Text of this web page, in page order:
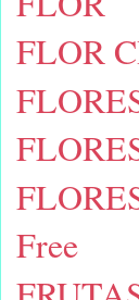
FLOR
Free